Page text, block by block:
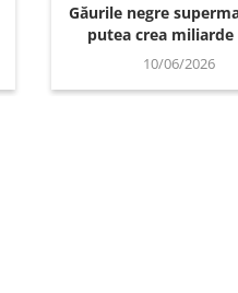
Găurile negre
putea crea miliarde
10/06/2026